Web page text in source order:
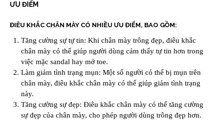
ƯU ĐIỂM
ĐIÊU KHẮC CHÂN MÀY CÓ NHIỀU ƯU ĐIỂM, BAO GỒM:
Tăng cường sự tự tin: Khi chân mày trông đẹp, điêu khắc
chân mày có thể giúp người dùng cảm thấy tự tin hơn trong
việc mặc sandal hay mở toe.
Làm giảm tình trạng mụn: Một số người có thể bị mụn trên
chân mày, điêu khắc chân mày có thể giúp giảm tình trạng
này.
Tăng cường sự đẹp: Điêu khắc chân mày có thể tăng cường
sự đẹp của chân mày, cho phép người dùng trông đẹp hơn.